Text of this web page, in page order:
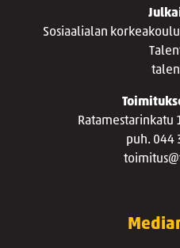
Sosiaalialan
Ratamestarinkatu
puh. 044